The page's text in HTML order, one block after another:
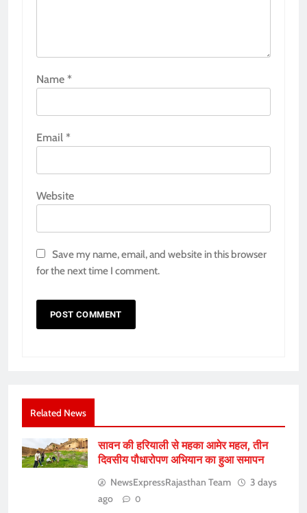
Name *
Email *
Website
Save my name, email, and website in this browser
for the next time I comment.
Related News
सावन की हरियाली से महका आमेर महल, तीन
दिवसीय पौधारोपण अभियान का हुआ समापन
NewsExpressRajasthan Team
3 days
ago
0